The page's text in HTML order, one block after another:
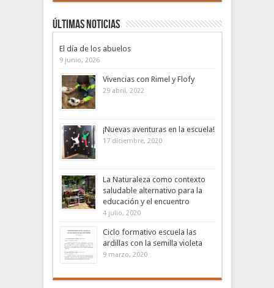
Últimas noticias
El día de los abuelos
9 junio, 2026
Vivencias con Rimel y Flofy
29 abril, 2022
¡Nuevas aventuras en la escuela!
17 diciembre, 2020
La Naturaleza como contexto
saludable alternativo para la
educación y el encuentro
4 julio, 2020
Ciclo formativo escuela las
ardillas con la semilla violeta
9 marzo, 2020